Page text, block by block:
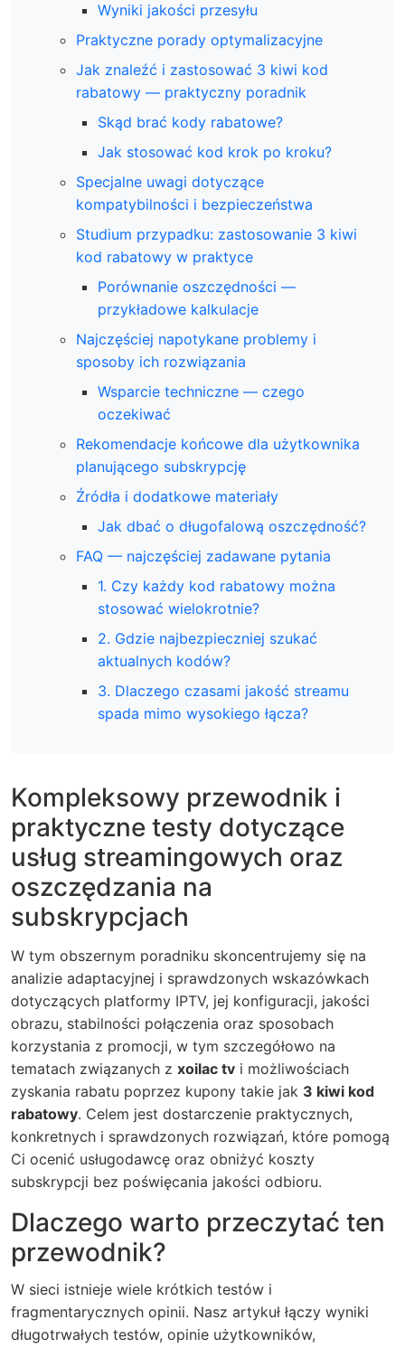
Wyniki jakości przesyłu
Praktyczne porady optymalizacyjne
Jak znaleźć i zastosować 3 kiwi kod
rabatowy — praktyczny poradnik
Skąd brać kody rabatowe?
Jak stosować kod krok po kroku?
Specjalne uwagi dotyczące
kompatybilności i bezpieczeństwa
Studium przypadku: zastosowanie 3 kiwi
kod rabatowy w praktyce
Porównanie oszczędności —
przykładowe kalkulacje
Najczęściej napotykane problemy i
sposoby ich rozwiązania
Wsparcie techniczne — czego
oczekiwać
Rekomendacje końcowe dla użytkownika
planującego subskrypcję
Źródła i dodatkowe materiały
Jak dbać o długofalową oszczędność?
FAQ — najczęściej zadawane pytania
1. Czy każdy kod rabatowy można
stosować wielokrotnie?
2. Gdzie najbezpieczniej szukać
aktualnych kodów?
3. Dlaczego czasami jakość streamu
spada mimo wysokiego łącza?
Kompleksowy przewodnik i
praktyczne testy dotyczące
usług streamingowych oraz
oszczędzania na
subskrypcjach
W tym obszernym poradniku skoncentrujemy się na
analizie adaptacyjnej i sprawdzonych wskazówkach
dotyczących platformy IPTV, jej konfiguracji, jakości
obrazu, stabilności połączenia oraz sposobach
korzystania z promocji, w tym szczegółowo na
tematach związanych z xoilac tv i możliwościach
zyskania rabatu poprzez kupony takie jak 3 kiwi kod
rabatowy. Celem jest dostarczenie praktycznych,
konkretnych i sprawdzonych rozwiązań, które pomogą
Ci ocenić usługodawcę oraz obniżyć koszty
subskrypcji bez poświęcania jakości odbioru.
Dlaczego warto przeczytać ten
przewodnik?
W sieci istnieje wiele krótkich testów i
fragmentarycznych opinii. Nasz artykuł łączy wyniki
długotrwałych testów, opinie użytkowników,